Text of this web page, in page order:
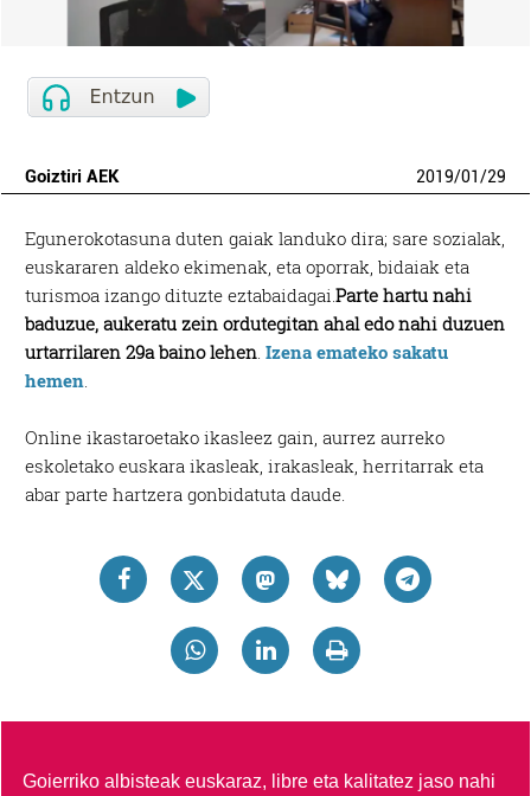
Goiztiri AEK 2019/01/29
Egunerokotasuna duten gaiak landuko dira; sare sozialak,
euskararen aldeko ekimenak, eta oporrak, bidaiak eta
turismoa izango dituzte eztabaidagai.Parte hartu nahi
baduzue, aukeratu zein ordutegitan ahal edo nahi duzuen
urtarrilaren 29a baino lehen .Izena emateko sakatu
hemen
Online ikastaroetako ikasleez gain, aurrez aurreko
eskoletako euskara ikasleak, irakasleak, herritarrak eta
abar parte hartzera gonbidatuta daude.
Goierriko albisteak euskaraz, libre eta kalitatez jaso nahi